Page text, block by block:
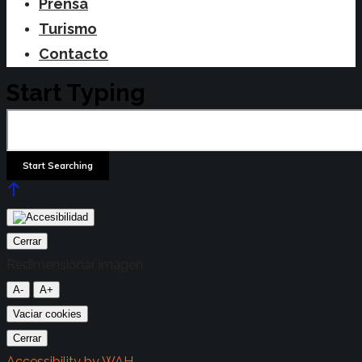
Prensa
Turismo
Contacto
Start Typing
Cerrar
A-
A+
Vaciar cookies
Cerrar